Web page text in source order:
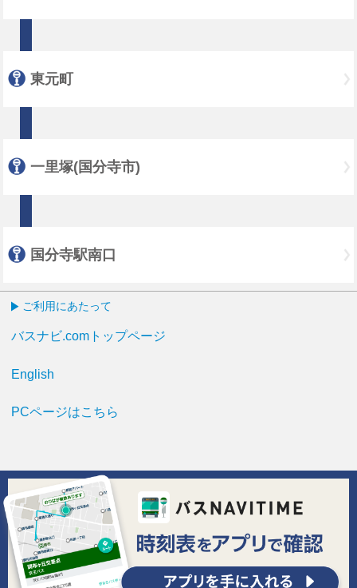
東元町
一里塚(国分寺市)
国分寺駅南口
ご利用にあたって
バスナビ.comトップページ
English
PCページはこちら